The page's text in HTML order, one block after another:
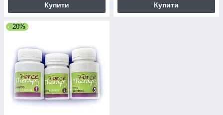
Купити Купити
–20%